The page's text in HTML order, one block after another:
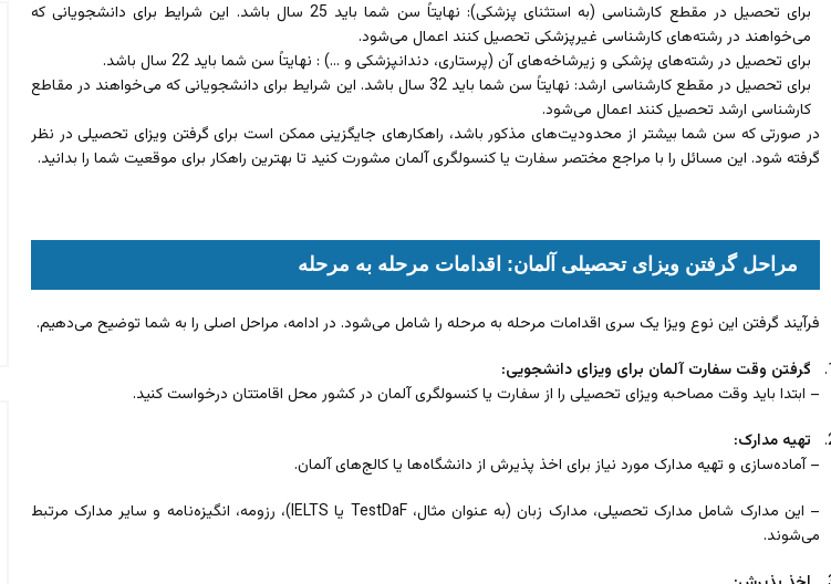
برای تحصیل در مقطع کارشناسی (به استثنای پزشکی): نهایتاً سن شما باید 25 سال باشد. این شرایط برای دانشجویانی که
می‌خواهند در رشته‌های کارشناسی غیرپزشکی تحصیل کنند اعمال می‌شود.
برای تحصیل در رشته‌های پزشکی و زیرشاخه‌های آن (پرستاری، دندانپزشکی و …) : نهایتاً سن شما باید 22 سال باشد.
برای تحصیل در مقطع کارشناسی ارشد: نهایتاً سن شما باید 32 سال باشد. این شرایط برای دانشجویانی که می‌خواهند در مقاطع
کارشناسی ارشد تحصیل کنند اعمال می‌شود.
در صورتی که سن شما بیشتر از محدودیت‌های مذکور باشد، راهکارهای جایگزینی ممکن است برای گرفتن ویزای تحصیلی در نظر
گرفته شود. این مسائل را با مراجع مختصر سفارت یا کنسولگری آلمان مشورت کنید تا بهترین راهکار برای موقعیت شما را بدانید.
مراحل گرفتن ویزای تحصیلی آلمان: اقدامات مرحله به مرحله
فرآیند گرفتن این نوع ویزا یک سری اقدامات مرحله به مرحله را شامل می‌شود. در ادامه، مراحل اصلی را به شما توضیح می‌دهیم.
گرفتن وقت سفارت آلمان برای ویزای دانشجویی:
– ابتدا باید وقت مصاحبه ویزای تحصیلی را از سفارت یا کنسولگری آلمان در کشور محل اقامتتان درخواست کنید.
تهیه مدارک:
– آماده‌سازی و تهیه مدارک مورد نیاز برای اخذ پذیرش از دانشگاه‌ها یا کالج‌های آلمان.
– این مدارک شامل مدارک تحصیلی، مدارک زبان (به عنوان مثال، TestDaF یا IELTS)، رزومه، انگیزه‌نامه و سایر مدارک مرتبط
می‌شوند.